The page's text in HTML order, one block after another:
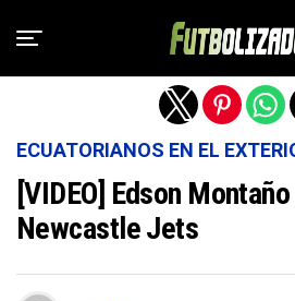
ECUATORIANOS EN EL
[VIDEO] Edson
Newcastle Jets
Salir de la versión